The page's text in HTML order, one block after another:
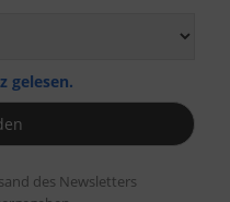
gelesen.
des Newsletters